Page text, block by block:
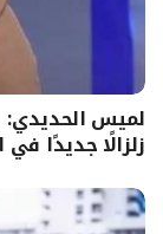
لميس الحديدي:
زلزالًا جديدًا في